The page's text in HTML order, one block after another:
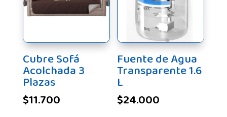
Cubre Sofá
Acolchada 3
Plazas
$11.700
Fuente de Agua
Transparente 1.6
L
$24.000